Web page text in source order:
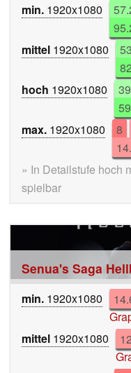
min. 1920x1080
mittel 1920x1080 53
hoch 1920x1080 39
max. 1920x1080 8
» In Detailstufe hoch
spielbar
Senua's Saga
min. 1920x1080
mittel 1920x1080